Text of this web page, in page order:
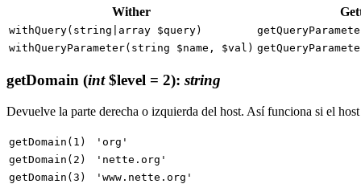
Wither
withQuery(string|array $query)
withQueryParameter(string $name, $val)
getDomain (int$level = 2): string
Devuelve la parte derecha o izquierda del host. Así funciona si el host
getDomain(1)
'org'
getDomain(2)
'nette.org'
getDomain(3)
'www.nette.org'